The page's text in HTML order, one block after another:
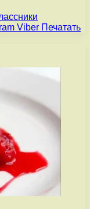
Viber Печатать